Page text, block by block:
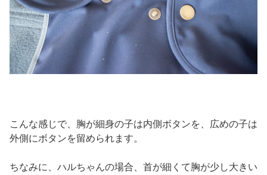
こんな感じで、胸が細身の子は内側ボタンを、広めの子は
外側にボタンを留められます。
ちなみに、ハルちゃんの場合、首が細くて胸が少し大きい